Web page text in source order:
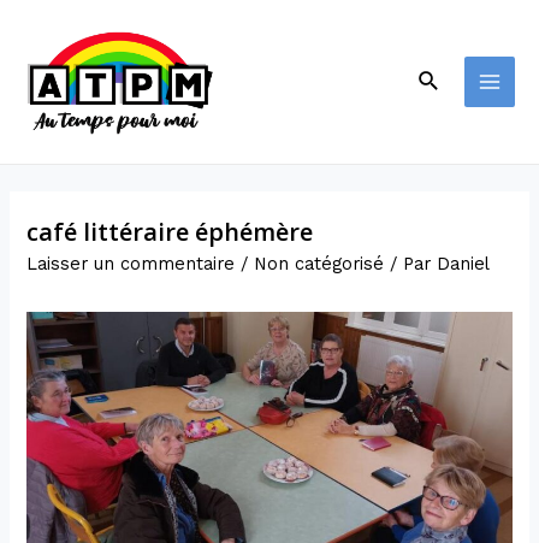
café littéraire éphémère
Laisser un commentaire / Non catégorisé / Par Daniel